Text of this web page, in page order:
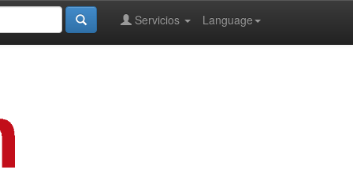
Language
Servicios